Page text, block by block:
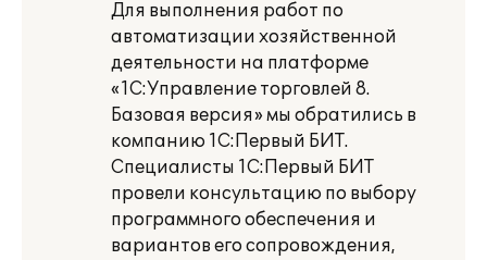
Для выполнения работ по
автоматизации хозяйственной
деятельности на платформе
«1С:Управление торговлей 8.
Базовая версия» мы обратились в
компанию 1С:Первый БИТ.
Специалисты 1С:Первый БИТ
провели консультацию по выбору
программного обеспечения и
вариантов его сопровождения,